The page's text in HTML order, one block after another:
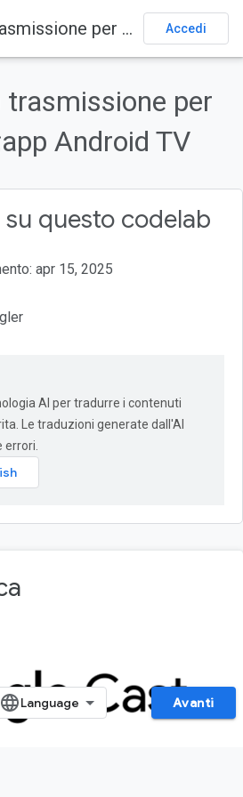
Cast codelab
Connect?
Attivare la trasmissione per un&#39;app Android TV Accedi
per
Android TV
questo codelab
apr 15, 2025
AI per tradurre i contenuti
Le traduzioni generate dall'AI
a modificare un'app Android TV
Avanti